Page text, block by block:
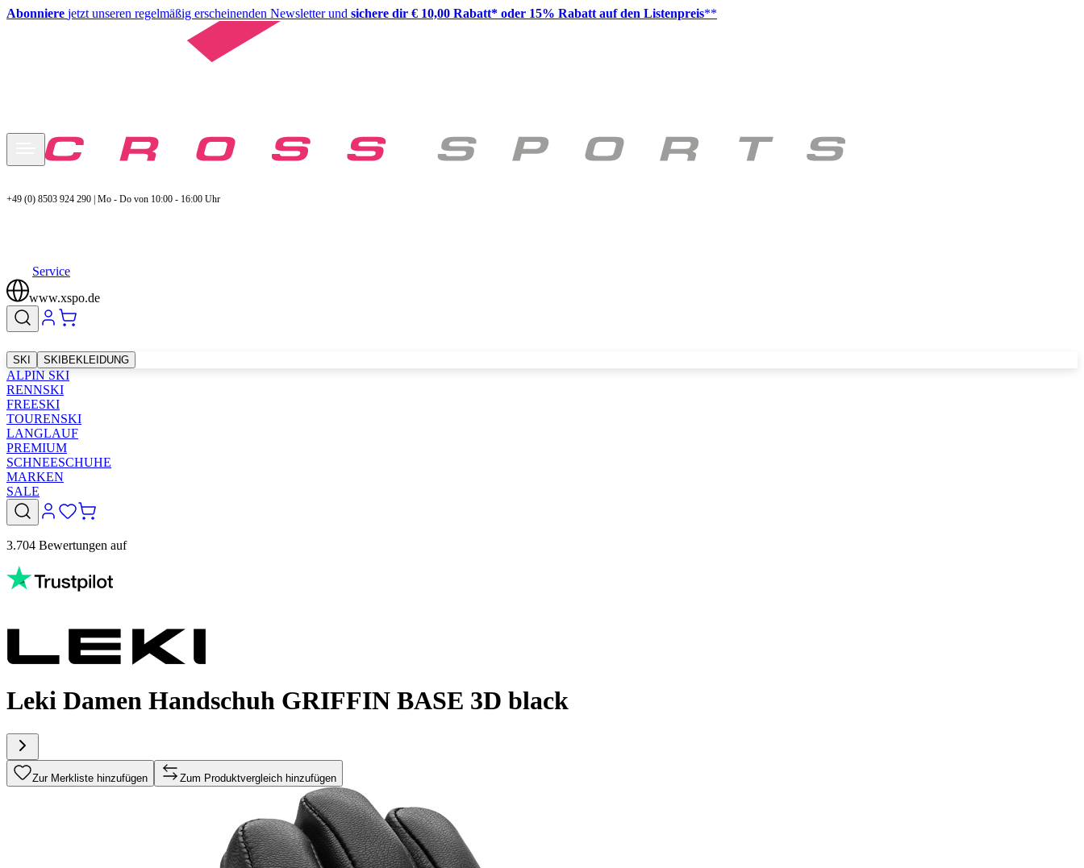
Abonniere jetzt unseren regelmäßig erscheinenden Newsletter und sichere dir € 10,00 Rabatt* oder 15% Rabatt auf den Listenpreis**
+49 (0) 8503 924 290 | Mo - Do von 10:00 - 16:00 Uhr
Service
www.xspo.de
SKI SKIBEKLEIDUNG
ALPIN SKI
RENNSKI
FREESKI
TOURENSKI
LANGLAUF
PREMIUM
SCHNEESCHUHE
MARKEN
SALE
3.704 Bewertungen auf
Leki Damen Handschuh GRIFFIN BASE 3D black
Zur Merkliste hinzufügen Zum Produktvergleich hinzufügen